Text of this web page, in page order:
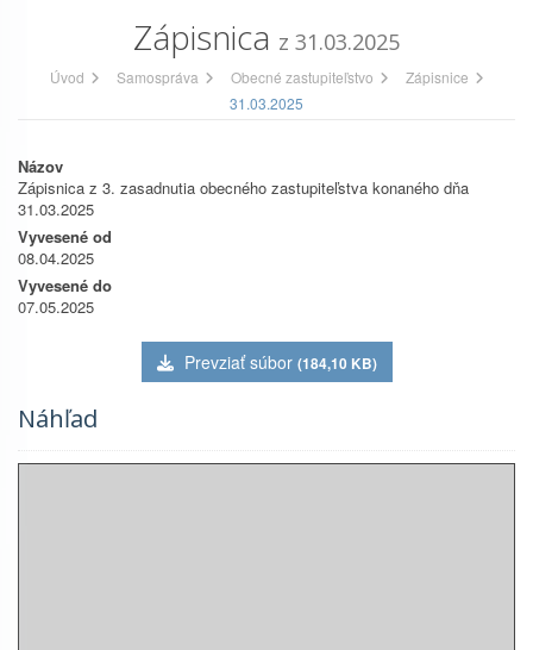
Zápisnica z 31.03.2025
Úvod Samospráva Obecné zastupiteľstvo
Zápisnice
31.03.2025
Názov
Zápisnica z 3. zasadnutia obecného zastupiteľstva konaného dňa
31.03.2025
Vyvesené od
08.04.2025
Vyvesené do
07.05.2025
Prevziať súbor (184,10 KB)
Náhľad